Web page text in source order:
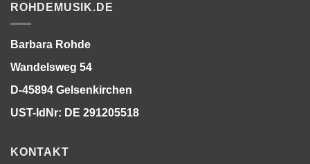
ROHDEMUSIK.DE
Barbara Rohde
Wandelsweg 54
D-45894 Gelsenkirchen
UST-IdNr: DE 291205518
KONTAKT